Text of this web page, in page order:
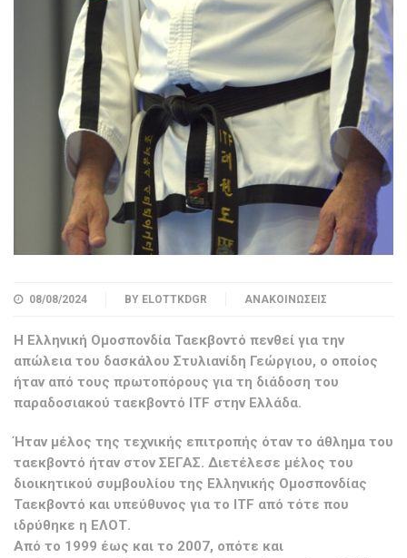
08/08/2024 BY ELOTTKDGR ΑΝΑΚΟΙΝΏΣΕΙΣ
H Ελληνική Ομοσπονδία Ταεκβοντό πενθεί για την
απώλεια του δασκάλου Στυλιανίδη Γεώργιου, ο οποίος
ήταν από τους πρωτοπόρους για τη διάδοση του
παραδοσιακού ταεκβοντό ITF στην Ελλάδα.
Ήταν μέλος της τεχνικής επιτροπής όταν το άθλημα του
ταεκβοντό ήταν στον ΣΕΓΑΣ. Διετέλεσε μέλος του
διοικητικού συμβουλίου της Ελληνικής Ομοσπονδίας
Ταεκβοντό και υπεύθυνος για το ITF από τότε που
ιδρύθηκε η ΕΛΟΤ.
Από το 1999 έως και το 2007, οπότε και